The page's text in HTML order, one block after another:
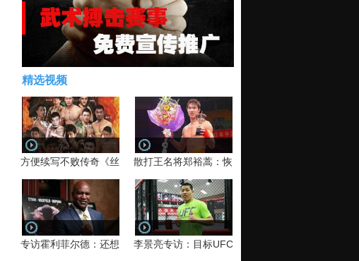
精选视频
方便续写不败传奇《丝路英雄》太原站全场视频
散打王名将郑裕蒿：恢复训练 有望回归擂台
专访霍利菲尔德：还想再和泰森干一架！李景亮专访：目标UFC金腰带 不做打酱油